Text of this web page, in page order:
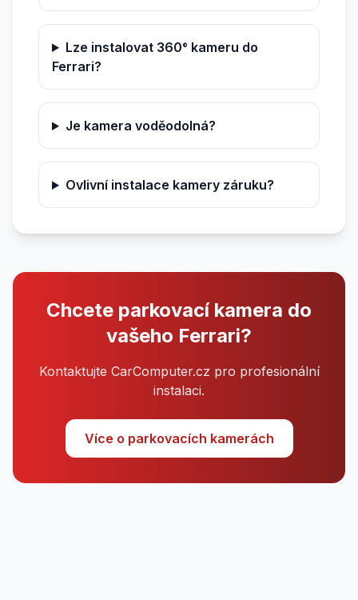
Lze instalovat 360° kameru do
Ferrari?
Je kamera voděodolná?
Ovlivní instalace kamery záruku?
Chcete parkovací kamera do
vašeho Ferrari?
Kontaktujte CarComputer.cz pro profesionální
instalaci.
Více o parkovacích kamerách